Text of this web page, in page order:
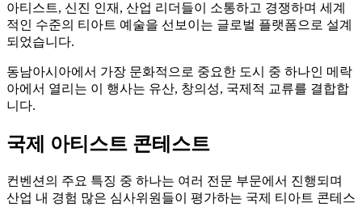
아티스트, 신진 인재, 산업 리더들이 소통하고 경쟁하며 세계
적인 수준의 티아트 예술을 선보이는 글로벌 플랫폼으로 설계
되었습니다.
동남아시아에서 가장 문화적으로 중요한 도시 중 하나인 메락
아에서 열리는 이 행사는 유산, 창의성, 국제적 교류를 결합합
니다.
국제 아티스트 콘테스트
컨벤션의 주요 특징 중 하나는 여러 전문 부문에서 진행되며
산업 내 경험 많은 심사위원들이 평가하는 국제 티아트 콘테스